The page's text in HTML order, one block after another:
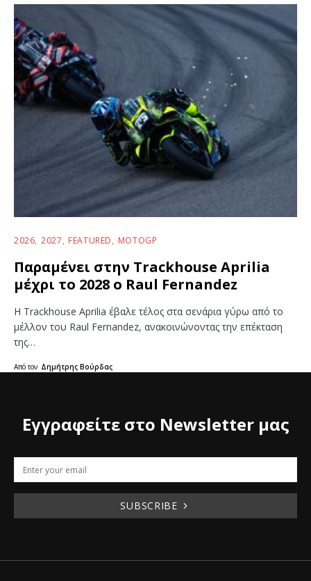
2026 2027 FEATURED MOTOGP
Παραμένει στην Trackhouse Aprilia
μέχρι το 2028 ο Raul Fernandez
Η Trackhouse Aprilia έβαλε τέλος στα σενάρια γύρω από το
μέλλον του Raul Fernandez, ανακοινώνοντας την επέκταση
της…
Από τον Δημήτρης Βούρδας
Εγγραφείτε στο Newsletter μας
SUBSCRIBE